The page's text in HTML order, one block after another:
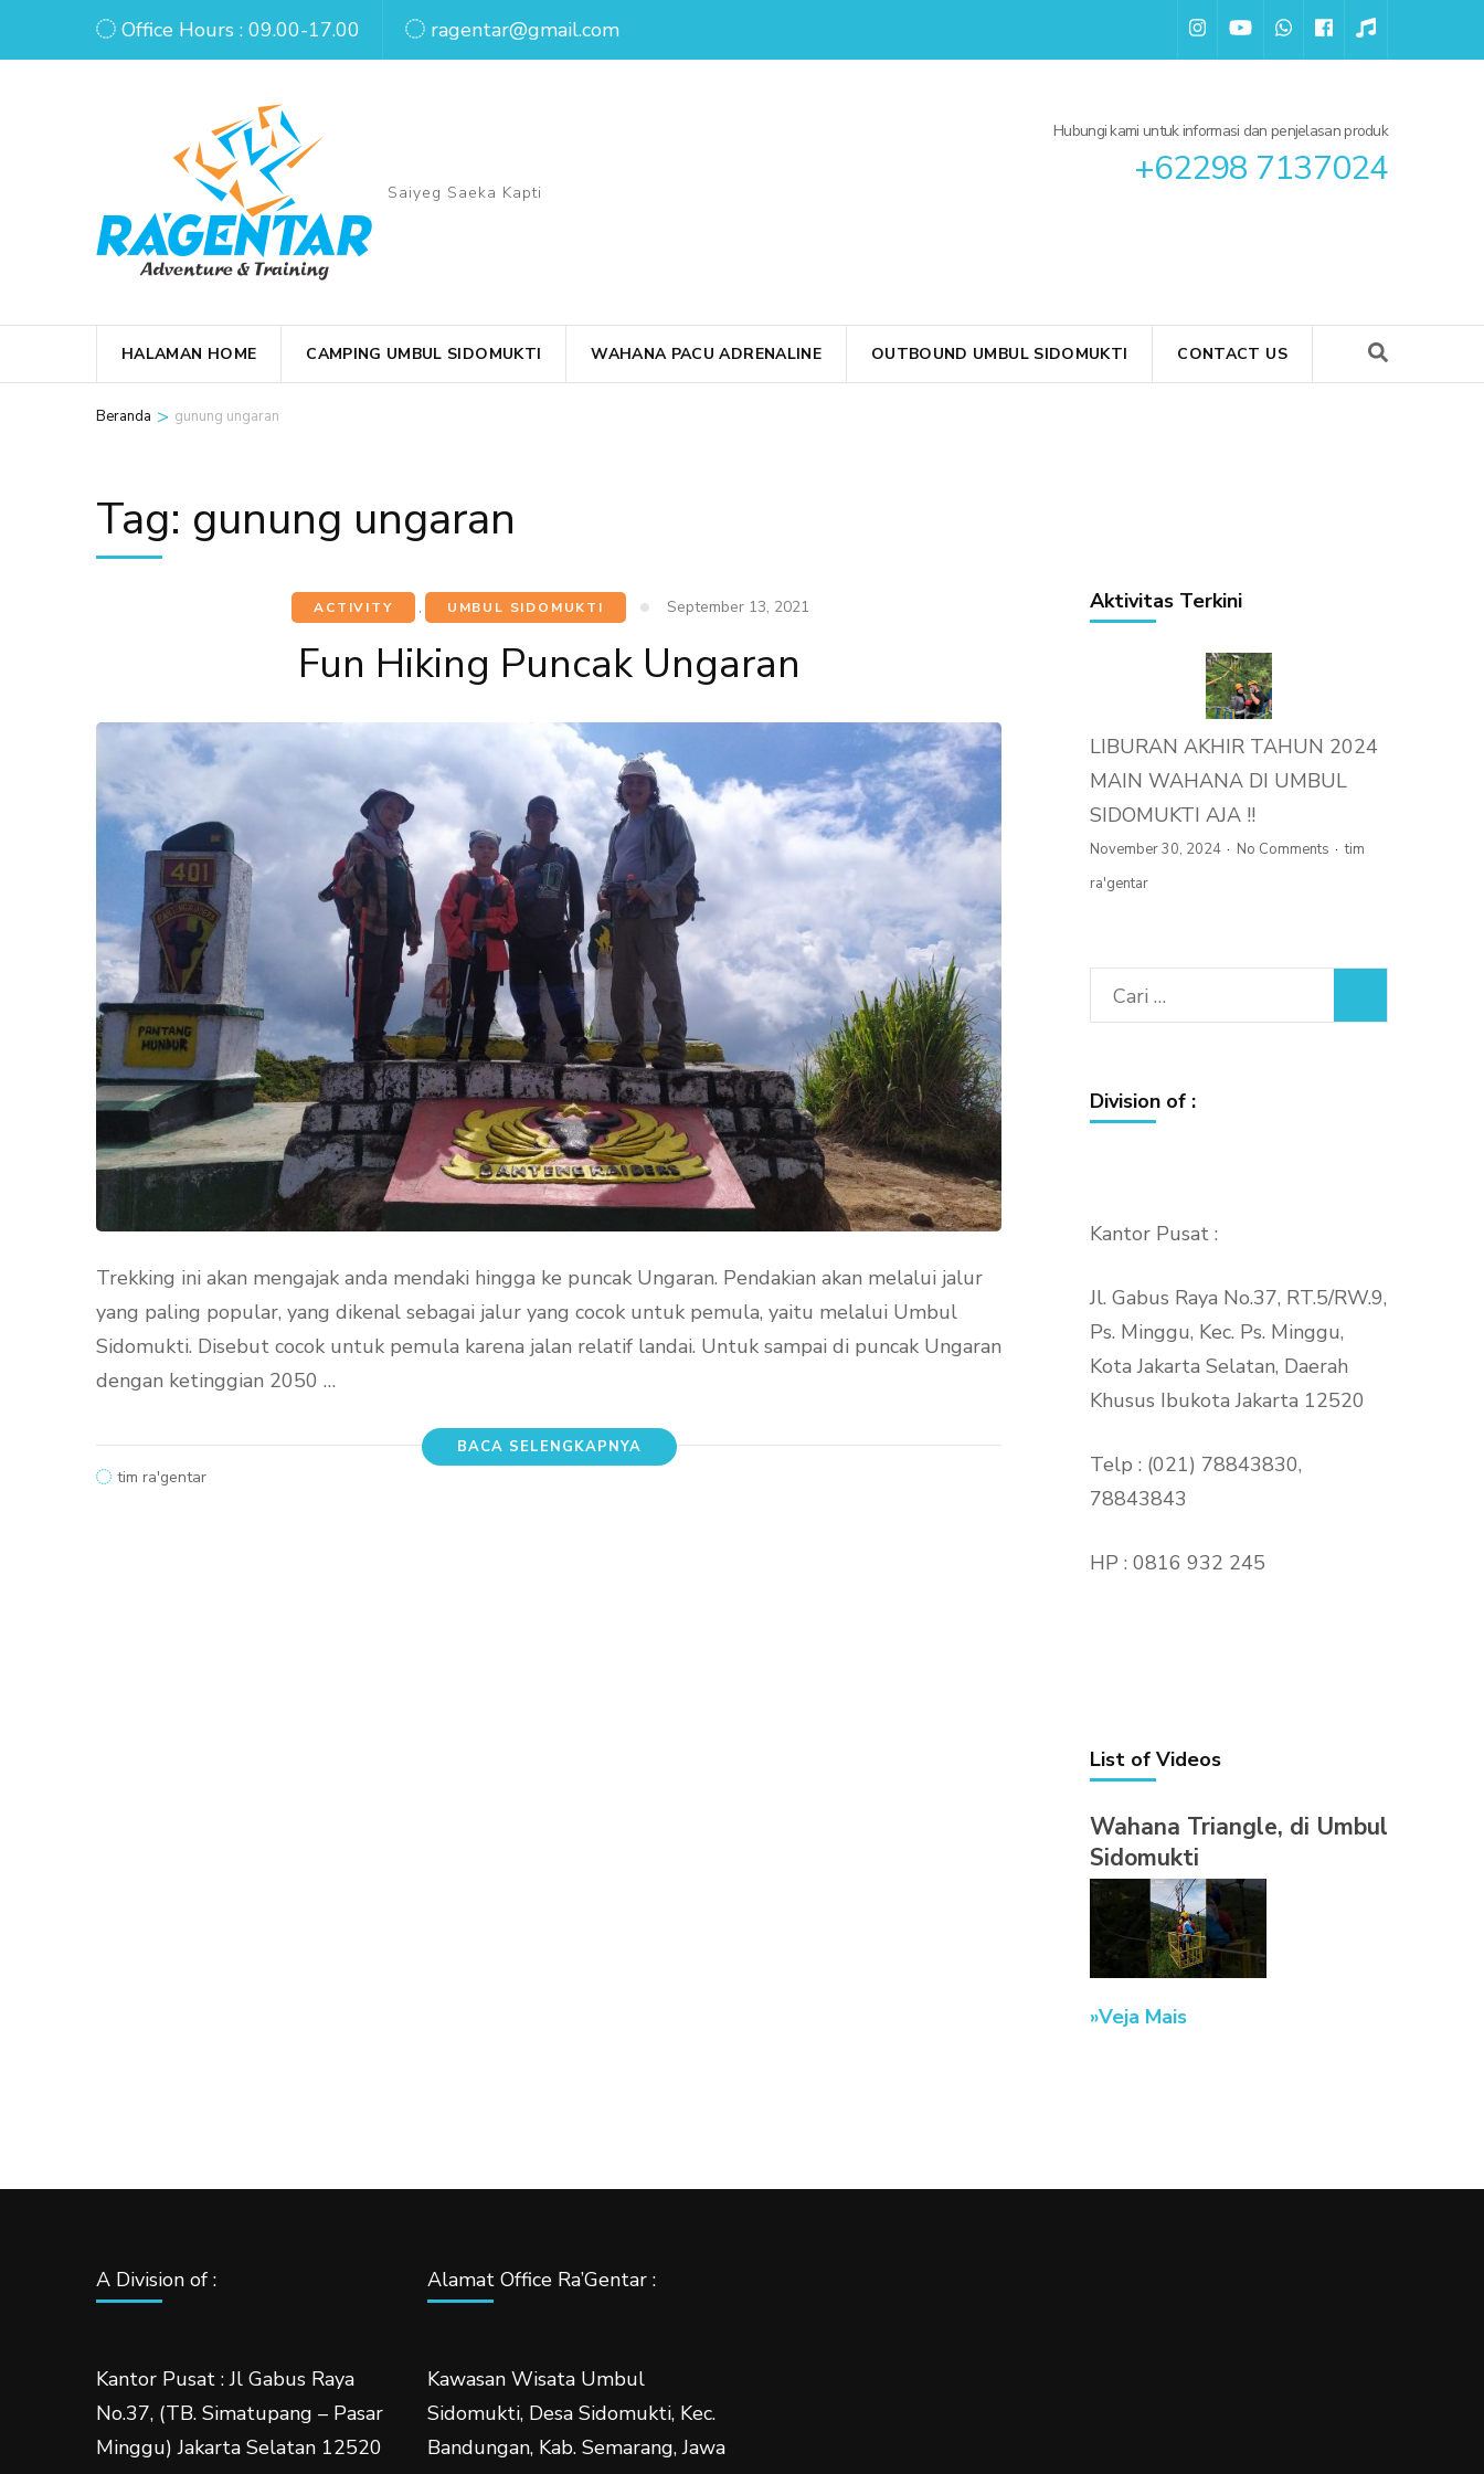
Office Hours : 09.00-17.00 ragentar@gmail.com
Saiyeg Saeka Kapti
Hubungi kami untuk informasi dan penjelasan produk
+62298 7137024
HALAMAN HOME CAMPING UMBUL SIDOMUKTI WAHANA PACU ADRENALINE OUTBOUND UMBUL SIDOMUKTI CONTACT US
Beranda > gunung ungaran
Tag: gunung ungaran
ACTIVITY , UMBUL SIDOMUKTI September 13, 2021
Fun Hiking Puncak Ungaran
Trekking ini akan mengajak anda mendaki hingga ke puncak Ungaran. Pendakian akan melalui jalur
yang paling popular, yang dikenal sebagai jalur yang cocok untuk pemula, yaitu melalui Umbul
Sidomukti. Disebut cocok untuk pemula karena jalan relatif landai. Untuk sampai di puncak Ungaran
dengan ketinggian 2050 …
BACA SELENGKAPNYA
tim ra'gentar
Aktivitas Terkini
LIBURAN AKHIR TAHUN 2024
MAIN WAHANA DI UMBUL
SIDOMUKTI AJA !!
November 30, 2024 No Comments
tim
ra'gentar
Cari
untuk:
Division of :
Kantor Pusat :
Jl. Gabus Raya No.37, RT.5/RW.9,
Ps. Minggu, Kec. Ps. Minggu,
Kota Jakarta Selatan, Daerah
Khusus Ibukota Jakarta 12520
Telp : (021) 78843830,
78843843
HP : 0816 932 245
List of Videos
Wahana Triangle, di Umbul
Sidomukti
Veja Mais
A Division of :
Kantor Pusat : Jl Gabus Raya
No.37, (TB. Simatupang – Pasar
Minggu) Jakarta Selatan 12520
Alamat Office Ra’Gentar :
Kawasan Wisata Umbul
Sidomukti, Desa Sidomukti, Kec.
Bandungan, Kab. Semarang, Jawa